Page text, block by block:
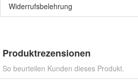
Widerrufsbelehrung
Produktrezensionen
So beurteilen Kunden dieses Produkt.